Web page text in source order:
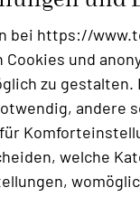
bei https://
und
zu
andere
welche
Location -
Bei
Hotelpark unter
überdauert
bis 40